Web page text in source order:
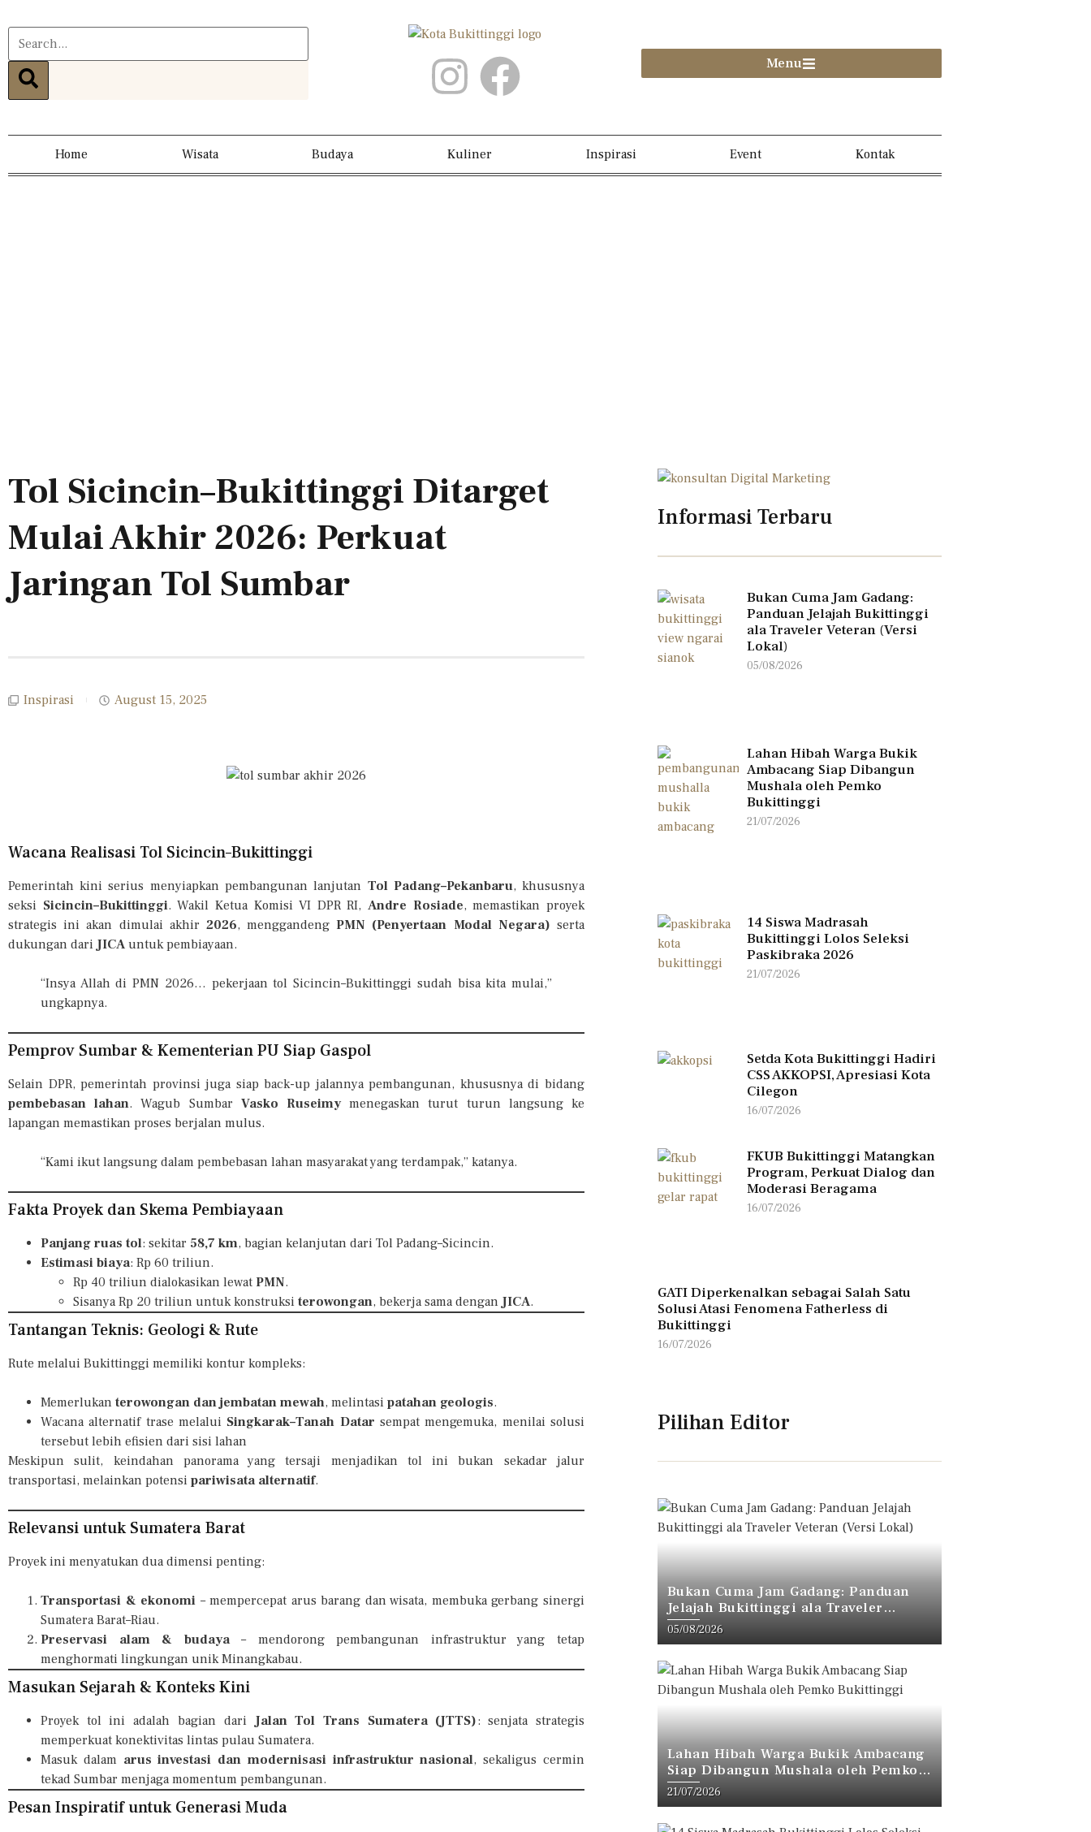
Menu
Home Wisata Budaya Kuliner Inspirasi Event Kontak
Tol Sicincin–Bukittinggi Ditarget
Mulai Akhir 2026: Perkuat
Jaringan Tol Sumbar
Inspirasi August 15, 2025
Wacana Realisasi Tol Sicincin–Bukittinggi
Pemerintah kini serius menyiapkan pembangunan lanjutan Tol Padang–Pekanbaru, khususnya
seksi Sicincin–Bukittinggi. Wakil Ketua Komisi VI DPR RI,Andre Rosiade, memastikan proyek
strategis ini akan dimulai akhir 2026, menggandeng PMN (Penyertaan Modal Negara) serta
dukungan dariJICA untuk pembiayaan.
“Insya Allah di PMN 2026… pekerjaan tol Sicincin–Bukittinggi sudah bisa kita mulai,”
ungkapnya.
Pemprov Sumbar & Kementerian PU Siap Gaspol
Selain DPR, pemerintah provinsi juga siap back-up jalannya pembangunan, khususnya di bidang
pembebasan lahan. Wagub Sumbar Vasko Ruseimymenegaskan turut turun langsung ke
lapangan memastikan proses berjalan mulus.
“Kami ikut langsung dalam pembebasan lahan masyarakat yang terdampak,” katanya.
Fakta Proyek dan Skema Pembiayaan
Panjang ruas tol: sekitar 58,7 km, bagian kelanjutan dari Tol Padang–Sicincin.
Estimasi biaya: Rp 60 triliun.
Rp 40 triliun dialokasikan lewat PMN.
Sisanya Rp 20 triliun untuk konstruksi terowongan, bekerja sama denganJICA.
Tantangan Teknis: Geologi & Rute
Rute melalui Bukittinggi memiliki kontur kompleks:
Memerlukan terowongan dan jembatan mewah, melintasi patahan geologis.
Wacana alternatif trase melalui Singkarak–Tanah Datar sempat mengemuka, menilai solusi
tersebut lebih efisien dari sisi lahan
Meskipun sulit, keindahan panorama yang tersaji menjadikan tol ini bukan sekadar jalur
transportasi, melainkan potensi pariwisata alternatif.
Relevansi untuk Sumatera Barat
Proyek ini menyatukan dua dimensi penting:
Transportasi & ekonomi – mempercepat arus barang dan wisata, membuka gerbang sinergi
Sumatera Barat–Riau.
Preservasi alam & budaya– mendorong pembangunan infrastruktur yang tetap
menghormati lingkungan unik Minangkabau.
Masukan Sejarah & Konteks Kini
Proyek tol ini adalah bagian dariJalan Tol Trans Sumatera (JTTS): senjata strategis
memperkuat konektivitas lintas pulau Sumatera.
Masuk dalam arus investasi dan modernisasi infrastruktur nasional, sekaligus cermin
tekad Sumbar menjaga momentum pembangunan.
Pesan Inspiratif untuk Generasi Muda
Informasi Terbaru
Bukan Cuma Jam Gadang:
Panduan Jelajah Bukittinggi
ala Traveler Veteran (Versi
Lokal)
05/08/2026
Lahan Hibah Warga Bukik
Ambacang Siap Dibangun
Mushala oleh Pemko
Bukittinggi
21/07/2026
14 Siswa Madrasah
Bukittinggi Lolos Seleksi
Paskibraka 2026
21/07/2026
Setda Kota Bukittinggi Hadiri
CSS AKKOPSI, Apresiasi Kota
Cilegon
16/07/2026
FKUB Bukittinggi Matangkan
Program, Perkuat Dialog dan
Moderasi Beragama
16/07/2026
GATI Diperkenalkan sebagai Salah Satu
Solusi Atasi Fenomena Fatherless di
Bukittinggi
16/07/2026
Pilihan Editor
Bukan Cuma Jam Gadang: Panduan
Jelajah Bukittinggi ala Traveler
Veteran (Versi Lokal)
05/08/2026
Lahan Hibah Warga Bukik Ambacang
Siap Dibangun Mushala oleh Pemko
Bukittinggi
21/07/2026